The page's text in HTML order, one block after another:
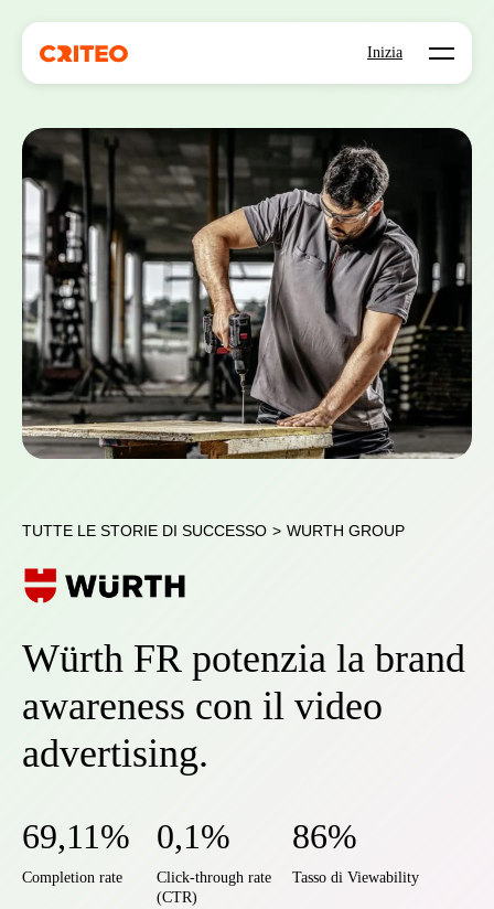
Inizia Open
TUTTE LE STORIE DI SUCCESSO > WURTH GROUP
Würth FR potenzia la brand
awareness con il video
advertising.
69,11%
Completion rate
0,1%
Click-through rate
(CTR)
86%
Tasso di Viewability